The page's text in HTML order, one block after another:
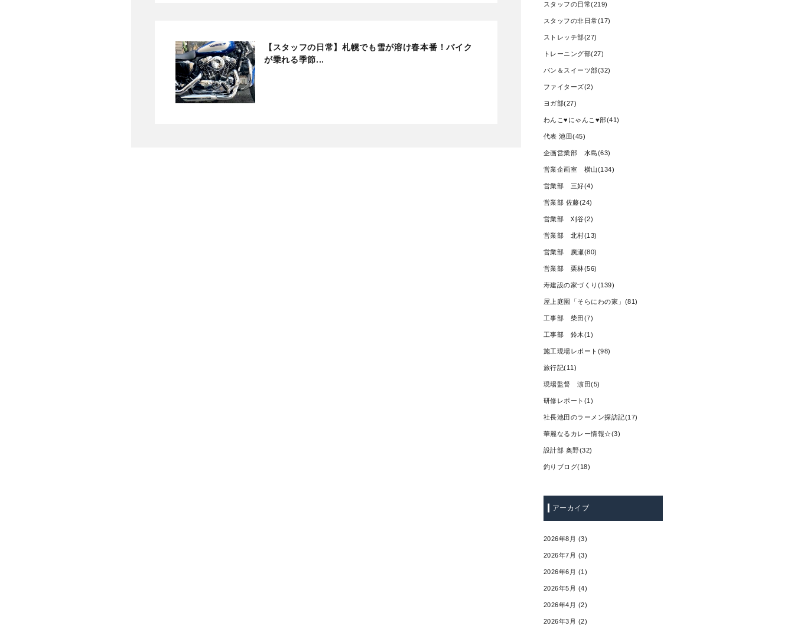
【スタッフの日常】札幌でも雪が溶け春本番！バイク
が乗れる季節...
スタッフの日常(219)
スタッフの非日常(17)
ストレッチ部(27)
トレーニング部(27)
パン＆スイーツ部(32)
ファイターズ(2)
ヨガ部(27)
わんこ♥にゃんこ♥部(41)
代表 池田(45)
企画営業部 水島(63)
営業企画室 横山(134)
営業部 三好(4)
営業部 佐藤(24)
営業部 刈谷(2)
営業部 北村(13)
営業部 廣瀬(80)
営業部 栗林(56)
寿建設の家づくり(139)
屋上庭園「そらにわの家」(81)
工事部 柴田(7)
工事部 鈴木(1)
施工現場レポート(98)
旅行記(11)
現場監督 濵田(5)
研修レポート(1)
社長池田のラーメン探訪記(17)
華麗なるカレー情報☆(3)
設計部 奥野(32)
釣りブログ(18)
アーカイブ
2026年8月 (3)
2026年7月 (3)
2026年6月 (1)
2026年5月 (4)
2026年4月 (2)
2026年3月 (2)